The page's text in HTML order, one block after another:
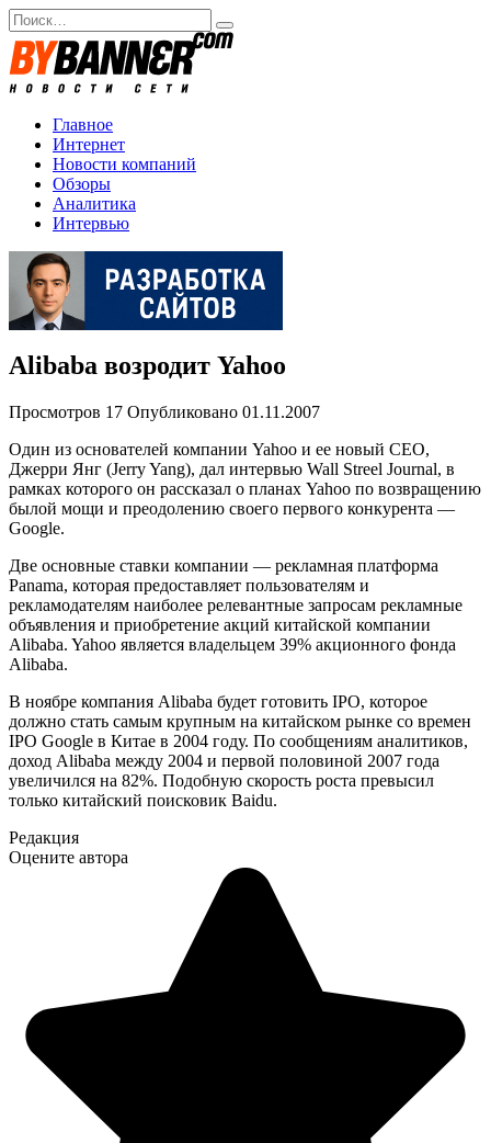
Перейти
к
содержанию
Search
for:
Главное
Интернет
Новости компаний
Обзоры
Аналитика
Интервью
Alibaba возродит Yahoo
Просмотров 17 Опубликовано 01.11.2007
Один из основателей компании Yahoo и ее новый CEO,
Джерри Янг (Jerry Yang), дал интервью Wall Streel Journal, в
рамках которого он рассказал о планах Yahoo по возвращению
былой мощи и преодолению своего первого конкурента —
Google.
Две основные ставки компании — рекламная платформа
Panama, которая предоставляет пользователям и
рекламодателям наиболее релевантные запросам рекламные
объявления и приобретение акций китайской компании
Alibaba. Yahoo является владельцем 39% акционного фонда
Alibaba.
В ноябре компания Alibaba будет готовить IPO, которое
должно стать самым крупным на китайском рынке со времен
IPO Google в Китае в 2004 году. По сообщениям аналитиков,
доход Alibaba между 2004 и первой половиной 2007 года
увеличился на 82%. Подобную скорость роста превысил
только китайский поисковик Baidu.
Редакция
Оцените автора